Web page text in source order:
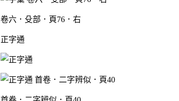
卷六．殳部．頁76．右
正字通